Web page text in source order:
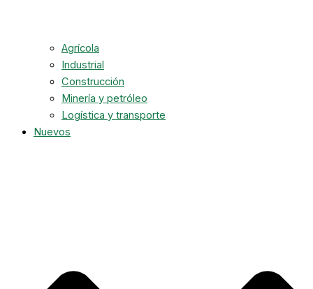
Agrícola
Industrial
Construcción
Minería y petróleo
Logística y transporte
Nuevos